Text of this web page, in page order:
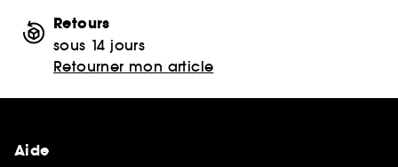
Retours
sous 14 jours
Retourner mon article
Aide